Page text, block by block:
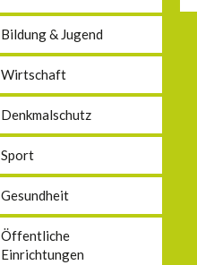
Bildung & Jugend
Wirtschaft
Denkmalschutz
Sport
Gesundheit
Öffentliche
Einrichtungen